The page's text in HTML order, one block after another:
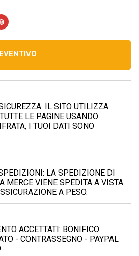
IL SITO UTILIZZA
LE PAGINE USANDO
I TUOI DATI SONO
LA SPEDIZIONE DI
MERCE VIENE SPEDITA A VISTA
A PESO.
ACCETTATI: BONIFICO
- CONTRASSEGNO - PAYPAL